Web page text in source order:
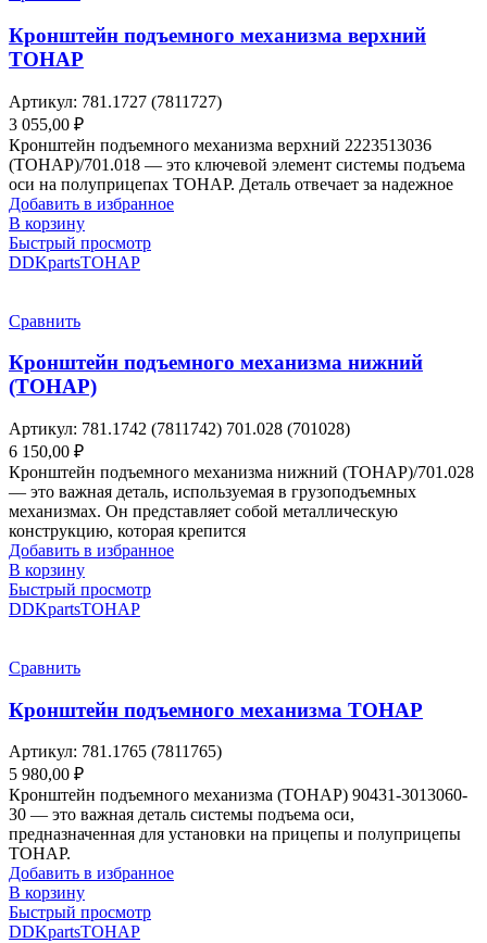
Кронштейн подъемного механизма верхний
ТОНАР
Артикул: 781.1727 (7811727)
3 055,00 ₽
Кронштейн подъемного механизма верхний 2223513036
(ТОНАР)/701.018 — это ключевой элемент системы подъема
оси на полуприцепах ТОНАР. Деталь отвечает за надежное
Добавить в избранное
В корзину
Быстрый просмотр
DDKpartsТОНАР
Сравнить
Кронштейн подъемного механизма нижний
(ТОНАР)
Артикул: 781.1742 (7811742) 701.028 (701028)
6 150,00 ₽
Кронштейн подъемного механизма нижний (ТОНАР)/701.028
— это важная деталь, используемая в грузоподъемных
механизмах. Он представляет собой металлическую
конструкцию, которая крепится
Добавить в избранное
В корзину
Быстрый просмотр
DDKpartsТОНАР
Сравнить
Кронштейн подъемного механизма ТОНАР
Артикул: 781.1765 (7811765)
5 980,00 ₽
Кронштейн подъемного механизма (ТОНАР) 90431-3013060-
30 — это важная деталь системы подъема оси,
предназначенная для установки на прицепы и полуприцепы
ТОНАР.
Добавить в избранное
В корзину
Быстрый просмотр
DDKpartsТОНАР